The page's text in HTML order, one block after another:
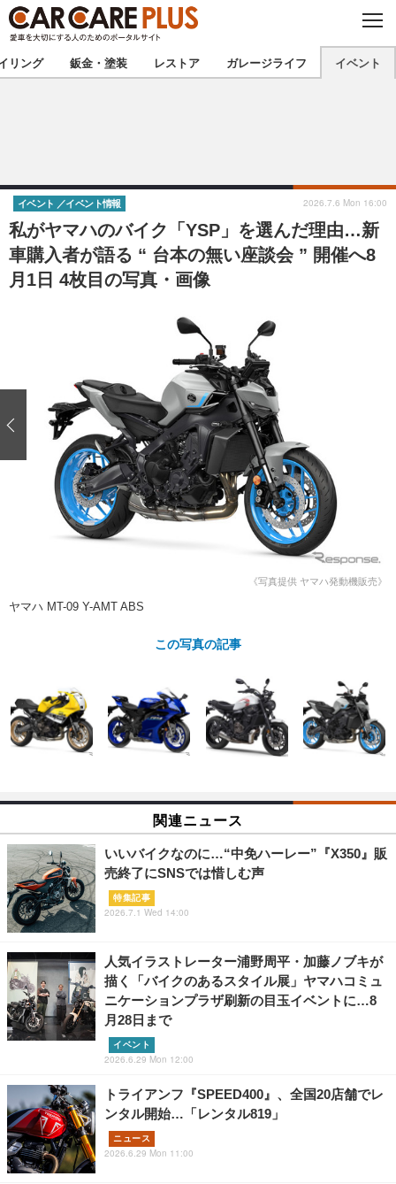
C
O
S
E
★カーケアプラス認定★ 厳選プロショップを地域から探す
甲信越 北陸
東海 関西
中国
沖縄
ショップレポート 愛車 File
自動車豆知識 ストップ！不具合修理＆粗悪修理
鈑金・塗装
ディテイリング
ディテイリング 洗車
ヘッドライト磨き コーティング
フィルム・ラッピング
鈑金・塗装
小キズ直し 防錆
特集記事
ストップ 不具合修理＆粗悪修理
カーメーカー「旧車」関連プロジェ
クト
ショップ紹介
プロショップ検索
ェクト
コラム
リング 鈑金・塗装 レストア ガレージライフ イベント
私がヤマハのバイク「YSP」を選んだ理由…新
車購入者が語る “ 台本の無い座談会 ” 開催へ8
月1日 4枚目の写真・画像
イベント イベント情報 2026.7.6 Mon 16:00
《写真提供 ヤマハ発動機販売》
ヤマハ MT-09 Y-AMT ABS
この写真の記事
関連ニュース
いいバイクなのに…“中免ハーレー”『X350』販
売終了にSNSでは惜しむ声
特集記事
2026.7.1 Wed 14:00
人気イラストレーター浦野周平・加藤ノブキが
描く「バイクのあるスタイル展」ヤマハコミュ
ニケーションプラザ刷新の目玉イベントに…8
月28日まで
イベント
2026.6.29 Mon 12:00
トライアンフ『SPEED400』、全国20店舗でレ
ンタル開始…「レンタル819」
ニュース
2026.6.29 Mon 11:00